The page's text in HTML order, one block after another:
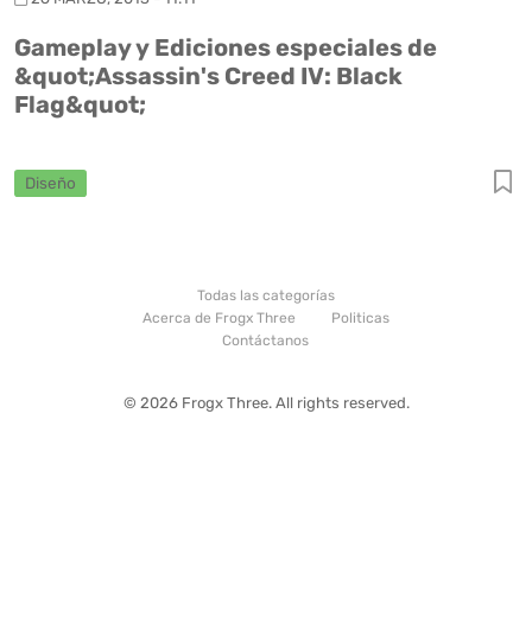
Gameplay y Ediciones especiales de
&quot;Assassin's Creed IV: Black
Flag&quot;
Diseño
Todas las categorías
Acerca de Frogx Three
Politicas
Contáctanos
© 2026 Frogx Three. All rights reserved.